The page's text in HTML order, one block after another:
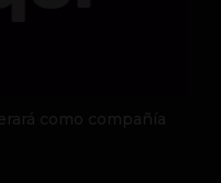
como compañía